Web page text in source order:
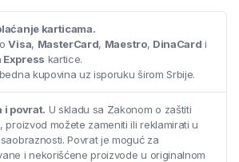
karticama.
Visa, MasterCard, Maestro, DinaCard i
Express kartice.
kupovina uz isporuku širom Srbije.
i povrat. U skladu sa Zakonom o zaštiti
proizvod možete zameniti ili reklamirati u
Povrat je moguć za
i nekorišćene proizvode u originalnom